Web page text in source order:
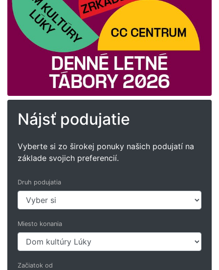
Nájsť podujatie
Vyberte si zo širokej ponuky našich podujatí na
základe svojich preferencií.
Druh podujatia
Miesto konania
Začiatok od